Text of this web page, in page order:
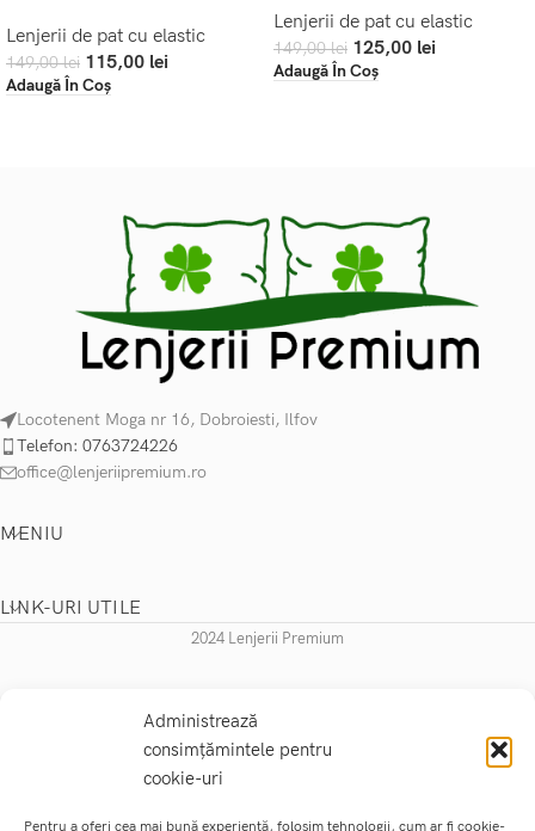
Administrează
consimțămintele pentru
cookie-uri
Pentru a oferi cea mai bună experiență, folosim tehnologii, cum ar fi cookie-
Lenjerii de pat cu elastic
149,00lei 115,00 lei
Adaugă În Coș
Lenjerii de pat cu elastic
149,00lei 125,00 lei
Adaugă În Coș
Locotenent Moga nr 16, Dobroiesti, Ilfov
Telefon: 0763724226
office@lenjeriipremium.ro
MENIU
LINK-URI UTILE
2024 Lenjerii Premium